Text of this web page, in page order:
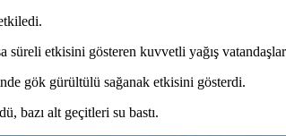
etkisini gösteren kuvvetli yağış
gök gürültülü sağanak etkisini gösterdi.
bazı alt geçitleri su bastı.